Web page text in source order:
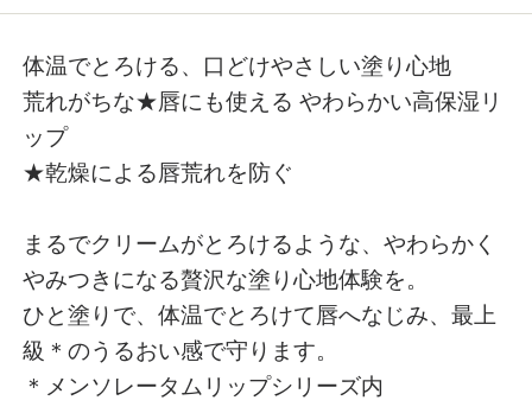
体温でとろける、口どけやさしい塗り心地
荒れがちな★唇にも使える やわらかい高保湿リ
ップ
★乾燥による唇荒れを防ぐ
まるでクリームがとろけるような、やわらかく
やみつきになる贅沢な塗り心地体験を。
ひと塗りで、体温でとろけて唇へなじみ、最上
級＊のうるおい感で守ります。
＊メンソレータムリップシリーズ内